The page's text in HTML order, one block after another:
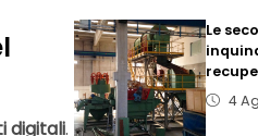
digitali.
Le
4